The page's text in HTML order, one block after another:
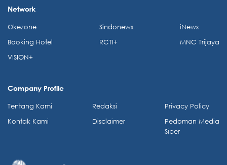
Network
Okezone
Booking Hotel
VISION+
Sindonews
RCTI+
iNews
MNC Trijaya
Company Profile
Tentang Kami
Kontak Kami
Redaksi
Disclaimer
Privacy Policy
Pedoman Media
Siber